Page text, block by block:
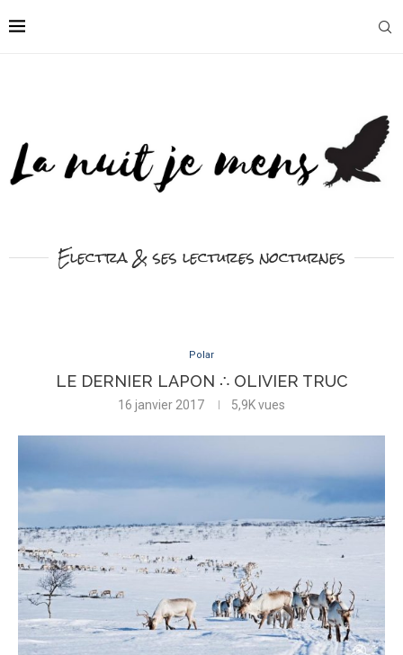
Electra & ses lectures nocturnes
Polar
LE DERNIER LAPON ∴ OLIVIER TRUC
16 janvier 2017 5,9Kvues